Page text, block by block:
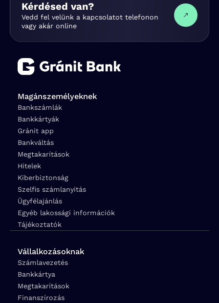
Kérdésed van?
Vedd fel velünk a kapcsolatot telefonon
vagy akár online
Magánszemélyeknek
Bankszámlák
Bankkártyák
Gránit app
Bankváltás
Megtakarítások
Hitelek
Kiberbiztonság
Szelfis számlanyitás
Ügyfélajánlás
Egyéb lakossági információk
Tájékoztatók
Vállalkozásoknak
Számlavezetés
Bankkártya
Megtakarítások
Finanszírozás